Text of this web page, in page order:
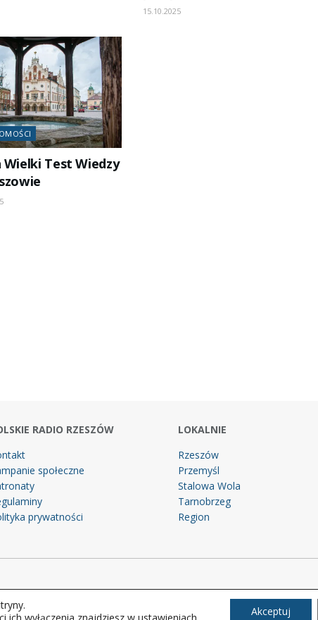
15.10.2025
Wielki Test Wiedzy
RADIO RZESZÓW
społeczne
prywatności
LOKALNIE
Rzeszów
Przemyśl
Stalowa Wola
Tarnobrzeg
Region
Akceptuj